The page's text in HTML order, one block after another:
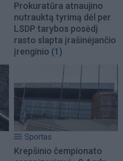
Prokuratūra atnaujino
nutrauktą tyrimą dėl per
LSDP tarybos posėdį
rasto slapta įrašinėjančio
įrenginio (1)
Sportas
Krepšinio čempionato